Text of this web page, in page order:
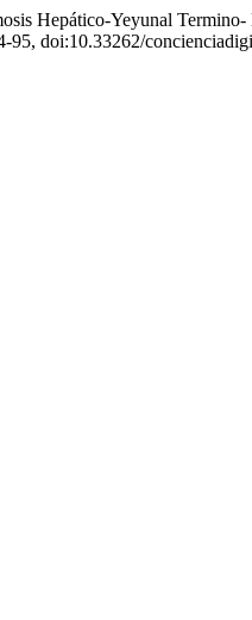
Hepático-Yeyunal
95, doi:10.33262/